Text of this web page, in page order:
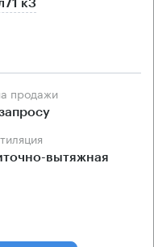
к3
продажи
вытяжная